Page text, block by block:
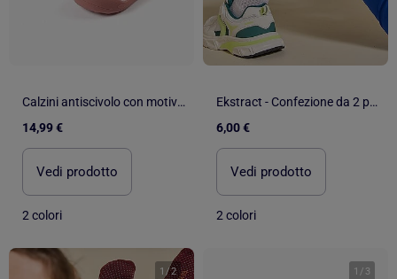
Calzini antiscivolo con motivo floreale
14,99 €
Vedi prodotto
2 colori
Ekstract - Confezione da 2 paia di calzini antiscivolo
6,00 €
Vedi prodotto
2 colori
1 /2 1 / 3